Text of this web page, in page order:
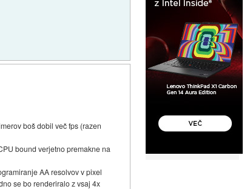
boš dobil več fps (razen
bound verjetno premakne na
AA resolvov v pixel
se bo renderiralo z vsaj 4x